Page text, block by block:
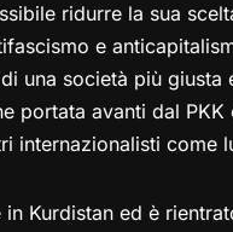
ridurre la sua
e
una società più giusta
portata avanti dal PKK
internazionalisti come
Kurdistan ed è